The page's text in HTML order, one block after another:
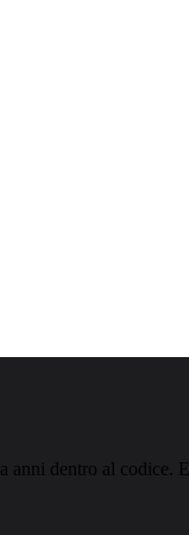
anni dentro al codice.